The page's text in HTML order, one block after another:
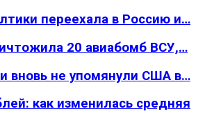
переехала в Россию и…
20 авиабомб ВСУ,…
вновь не упомянули США в…
как изменилась средняя